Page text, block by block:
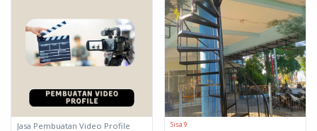
Jasa Pembuatan Video Profile
Sisa 9